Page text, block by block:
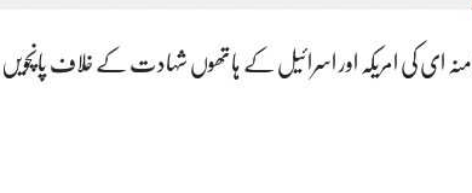
ای کی امریکہ اور اسرائیل کے ہاتھوں شہادت کے خلاف